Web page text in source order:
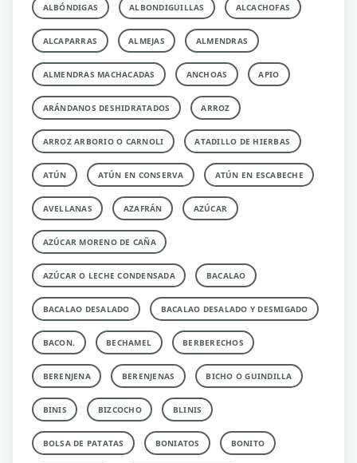
ALBÓNDIGAS ALBONDIGUILLAS ALCACHOFAS
ALCAPARRAS ALMEJAS ALMENDRAS
ALMENDRAS MACHACADAS ANCHOAS APIO
ARÁNDANOS DESHIDRATADOS ARROZ
ARROZ ARBORIO O CARNOLI ATADILLO DE HIERBAS
ATÚN ATÚN EN CONSERVA ATÚN EN ESCABECHE
AVELLANAS AZAFRÁN AZÚCAR
AZÚCAR MORENO DE CAÑA
AZÚCAR O LECHE CONDENSADA BACALAO
BACALAO DESALADO BACALAO DESALADO Y DESMIGADO
BACON. BECHAMEL BERBERECHOS
BERENJENA BERENJENAS BICHO O GUINDILLA
BINIS BIZCOCHO BLINIS
BOLSA DE PATATAS BONIATOS BONITO